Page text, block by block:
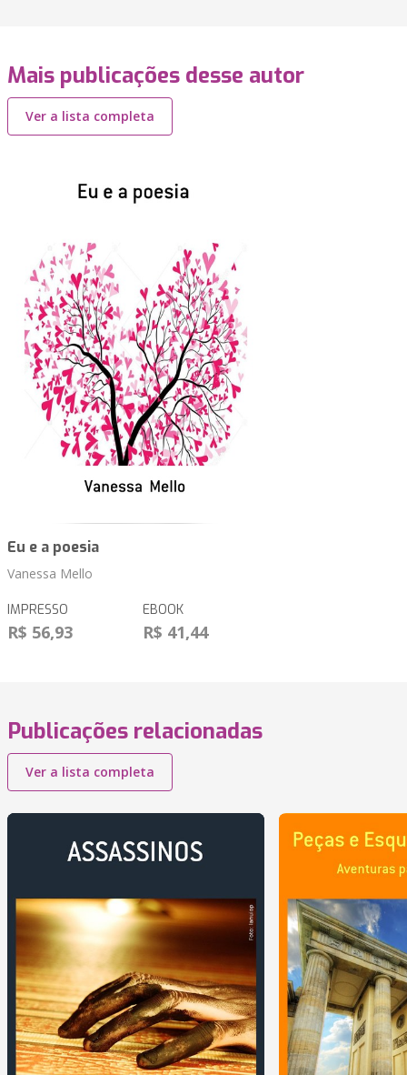
Mais publicações desse autor
Ver a lista completa
Eu e a poesia
Vanessa Mello
IMPRESSO
R$ 56,93
EBOOK
R$ 41,44
Publicações relacionadas
Ver a lista completa